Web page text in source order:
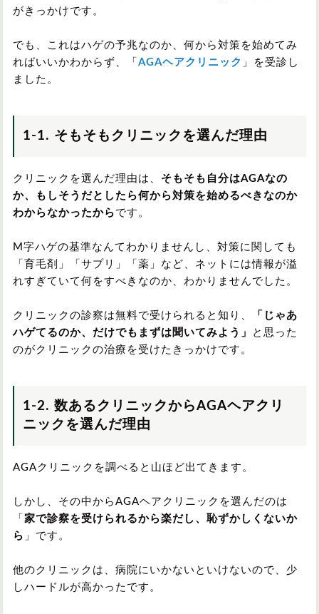
がきっかけです。
でも、これはハゲの予兆なのか、何から対策を始めてみ
ればいいかわからず、「 AGAヘアクリニック 」を受診し
ました。
1-1. そもそもクリニックを選んだ理由
クリニックを選んだ理由は、 そもそも自分はAGAなの
か、もしそうだとしたら何から対策を始めるべきなのか
わからなかったから です。
M字ハゲの基準なんてわかりませんし、対策に関しても
「育毛剤」「サプリ」「薬」など、ネットには情報が溢
れすぎていて何をすべきなのか、わかりませんでした。
クリニックの診察は無料で受けられると知り、
「じゃあ
ハゲてるのか、だけでもまずは聞いてみよう」
と思った
のがクリニックの治療を受けたきっかけです。
1-2. 数あるクリニックからAGAヘアクリ
ニックを選んだ理由
AGAクリニックを調べると山ほど出てきます。
しかし、その中からAGAヘアクリニックを選んだのは
「 家で診察を受けられるから楽だし、恥ずかしくないか
ら 」です。
他のクリニックは、病院にいかないといけないので、少
しハードルが高かったです。